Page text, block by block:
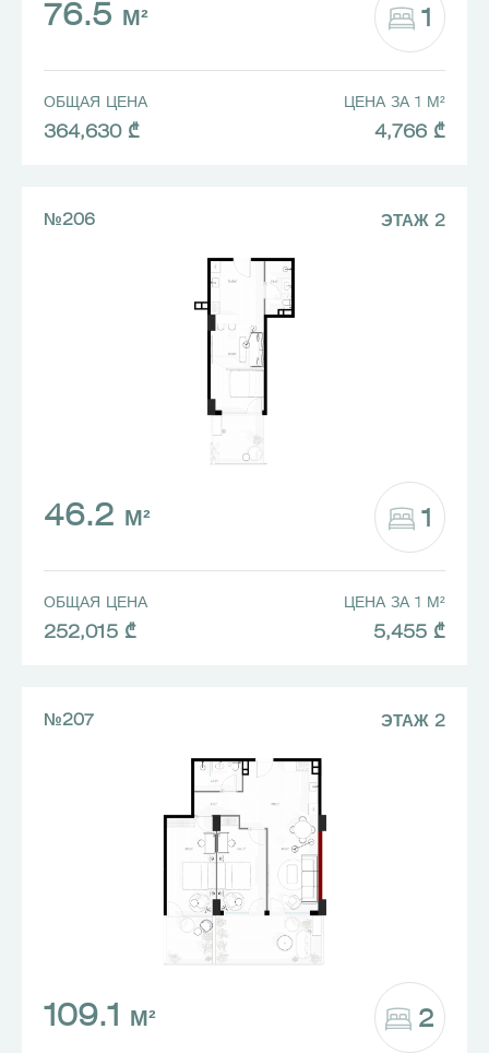
76.5 М² 1
ОБЩАЯ ЦЕНА
364,630 ₾
ЦЕНА ЗА 1 М²
4,766 ₾
№206 ЭТАЖ 2
46.2 М² 1
ОБЩАЯ ЦЕНА
252,015 ₾
ЦЕНА ЗА 1 М²
5,455 ₾
№207 ЭТАЖ 2
109.1 М² 2